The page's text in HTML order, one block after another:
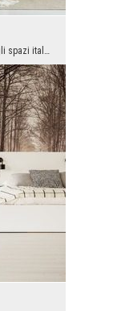
Oggi, i motivi esotici sono uno standard negli spazi italiani. E molto bene, perché grazie a loro...